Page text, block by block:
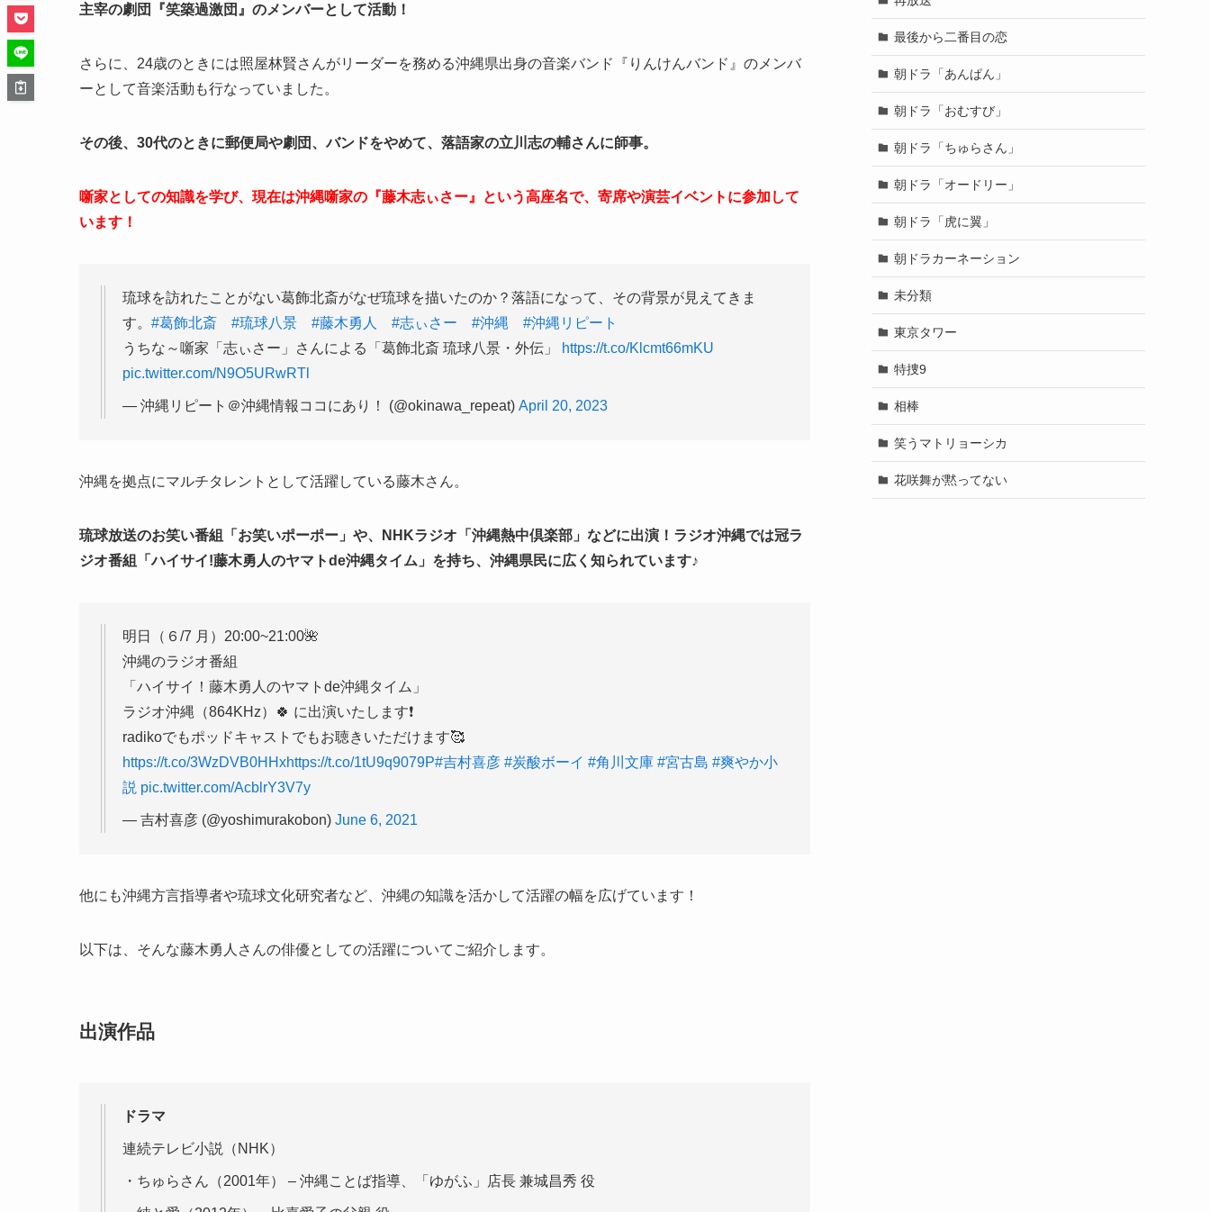
主宰の劇団『笑築過激団』のメンバーとして活動！
さらに、24歳のときには照屋林賢さんがリーダーを務める沖縄県出身の音楽バンド『りんけんバンド』のメンバ
ーとして音楽活動も行なっていました。
その後、30代のときに郵便局や劇団、バンドをやめて、落語家の立川志の輔さんに師事。
噺家としての知識を学び、現在は沖縄噺家の『藤木志ぃさー』という高座名で、寄席や演芸イベントに参加して
います！
琉球を訪れたことがない葛飾北斎がなぜ琉球を描いたのか？落語になって、その背景が見えてきま
す。 #葛飾北斎 #琉球八景 #藤木勇人 #志ぃさー #沖縄
#沖縄リピート
うちな～噺家「志ぃさー」さんによる「葛飾北斎 琉球八景・外伝」
https://t.co/Klcmt66mKU
pic.twitter.com/N9O5URwRTl
— 沖縄リピート＠沖縄情報ココにあり！ (@okinawa_repeat) April 20, 2023
沖縄を拠点にマルチタレントとして活躍している藤木さん。
琉球放送のお笑い番組「お笑いポーポー」や、NHKラジオ「沖縄熱中倶楽部」などに出演！ラジオ沖縄では冠ラ
ジオ番組「ハイサイ!藤木勇人のヤマトde沖縄タイム」を持ち、沖縄県民に広く知られています♪
明日（６/7 月）20:00~21:00🌺
沖縄のラジオ番組
「ハイサイ！藤木勇人のヤマトde沖縄タイム」
ラジオ沖縄（864KHz）🍀 に出演いたします❗
radikoでもポッドキャストでもお聴きいただけます🥰
https://t.co/3WzDVB0HHxhttps://t.co/1tU9q9079P#吉村喜彦 #炭酸ボーイ #角川文庫 #宮古島 #爽やか小
説 pic.twitter.com/AcblrY3V7y
— 吉村喜彦 (@yoshimurakobon) June 6, 2021
他にも沖縄方言指導者や琉球文化研究者など、沖縄の知識を活かして活躍の幅を広げています！
以下は、そんな藤木勇人さんの俳優としての活躍についてご紹介します。
出演作品
ドラマ
連続テレビ小説（NHK）
・ちゅらさん（2001年） – 沖縄ことば指導、「ゆがふ」店長 兼城昌秀 役
最後から二番目の恋
朝ドラ「あんぱん」
朝ドラ「おむすび」
朝ドラ「ちゅらさん」
朝ドラ「オードリー」
朝ドラ「虎に翼」
朝ドラカーネーション
未分類
東京タワー
特捜9
相棒
笑うマトリョーシカ
花咲舞が黙ってない